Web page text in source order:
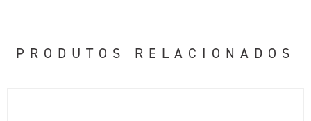
PRODUTOS RELACIONADOS